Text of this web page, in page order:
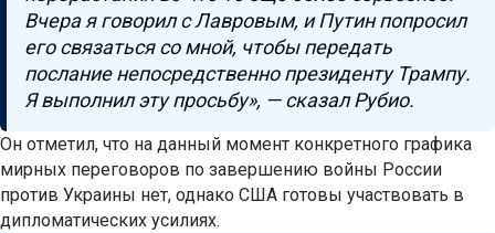
Вчера я говорил с Лавровым, и Путин попросил
его связаться со мной, чтобы передать
послание непосредственно президенту Трампу.
Я выполнил эту просьбу», — сказал Рубио.
Он отметил, что на данный момент конкретного графика
мирных переговоров по завершению войны России
против Украины нет, однако США готовы участвовать в
дипломатических усилиях.